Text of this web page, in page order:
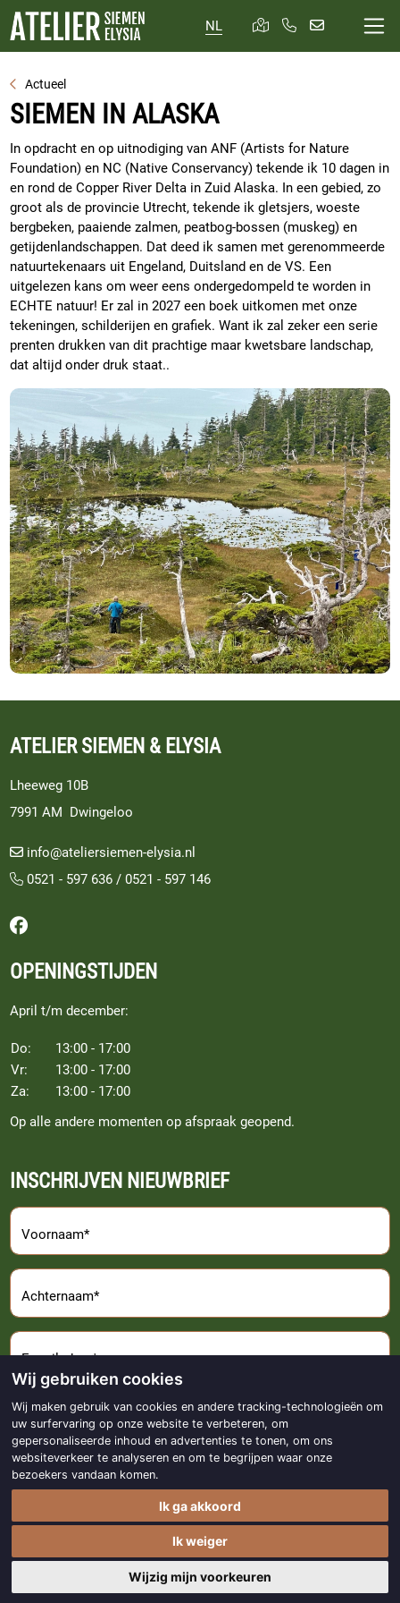
Wij gebruiken cookies
Wij maken gebruik van cookies en andere tracking-technologieën om
uw surfervaring op onze website te verbeteren, om
gepersonaliseerde inhoud en advertenties te tonen, om ons
websiteverkeer te analyseren en om te begrijpen waar onze
bezoekers vandaan komen.
Ik ga akkoord
Ik weiger
Wijzig mijn voorkeuren
NL
Actueel
SIEMEN IN ALASKA
In opdracht en op uitnodiging van ANF (Artists for Nature
Foundation) en NC (Native Conservancy) tekende ik 10 dagen in
en rond de Copper River Delta in Zuid Alaska. In een gebied, zo
groot als de provincie Utrecht, tekende ik gletsjers, woeste
bergbeken, paaiende zalmen, peatbog-bossen (muskeg) en
getijdenlandschappen. Dat deed ik samen met gerenommeerde
natuurtekenaars uit Engeland, Duitsland en de VS. Een
uitgelezen kans om weer eens ondergedompeld te worden in
ECHTE natuur! Er zal in 2027 een boek uitkomen met onze
tekeningen, schilderijen en grafiek. Want ik zal zeker een serie
prenten drukken van dit prachtige maar kwetsbare landschap,
dat altijd onder druk staat..
ATELIER SIEMEN & ELYSIA
Lheeweg 10B
7991 AM Dwingeloo
info@ateliersiemen-elysia.nl
0521 - 597 636 /0521 - 597 146
Volg ons op Facebook
OPENINGSTIJDEN
April t/m december:
Do:
13:00 - 17:00
Vr:
13:00 - 17:00
Za:
13:00 - 17:00
Op alle andere momenten op afspraak geopend.
INSCHRIJVEN NIEUWBRIEF
Voornaam*
Achternaam*
E-mailadres*
Aanmelden
BO. Be Original
Powered by
BO Creator DXP®
Cookie instellingen